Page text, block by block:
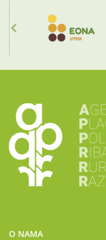
O NAMA